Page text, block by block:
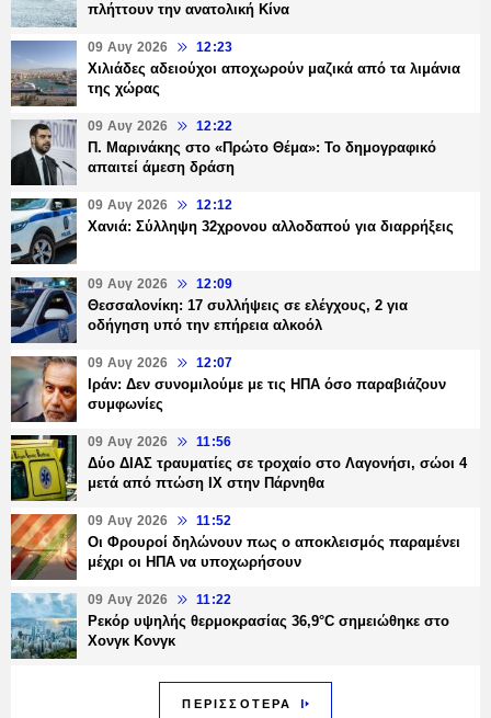
πλήττουν την ανατολική Κίνα
09 Αυγ 2026 12:23
Χιλιάδες αδειούχοι αποχωρούν μαζικά από τα λιμάνια
της χώρας
09 Αυγ 2026 12:22
Π. Μαρινάκης στο «Πρώτο Θέμα»: Το δημογραφικό
απαιτεί άμεση δράση
09 Αυγ 2026 12:12
Χανιά: Σύλληψη 32χρονου αλλοδαπού για διαρρήξεις
09 Αυγ 2026 12:09
Θεσσαλονίκη: 17 συλλήψεις σε ελέγχους, 2 για
οδήγηση υπό την επήρεια αλκοόλ
09 Αυγ 2026 12:07
Ιράν: Δεν συνομιλούμε με τις ΗΠΑ όσο παραβιάζουν
συμφωνίες
09 Αυγ 2026 11:56
Δύο ΔΙΑΣ τραυματίες σε τροχαίο στο Λαγονήσι, σώοι 4
μετά από πτώση ΙΧ στην Πάρνηθα
09 Αυγ 2026 11:52
Οι Φρουροί δηλώνουν πως ο αποκλεισμός παραμένει
μέχρι οι ΗΠΑ να υποχωρήσουν
09 Αυγ 2026 11:22
Ρεκόρ υψηλής θερμοκρασίας 36,9°C σημειώθηκε στο
Χονγκ Κονγκ
ΠΕΡΙΣΣΟΤΕΡΑ